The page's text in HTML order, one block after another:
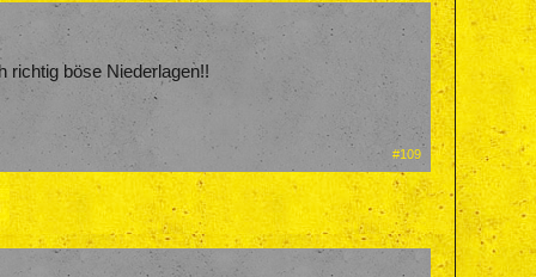
richtig böse Niederlagen!!
#109